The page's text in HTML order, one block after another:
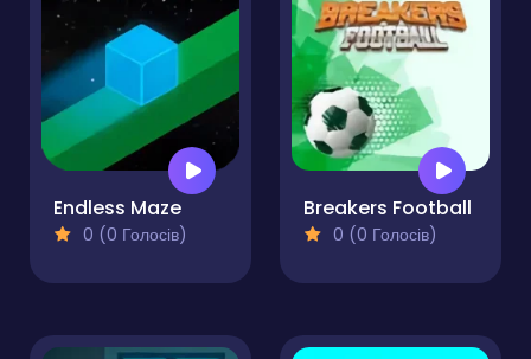
Endless Maze
0 (0 Голосів)
Breakers Football
0 (0 Голосів)